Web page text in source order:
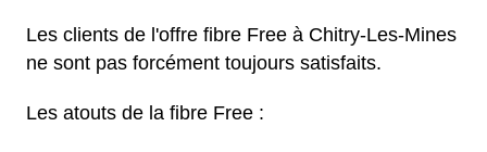
Les clients de l'offre fibre Free à Chitry-Les-Mines
ne sont pas forcément toujours satisfaits.
Les atouts de la fibre Free :